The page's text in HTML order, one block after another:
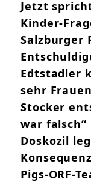
Jetzt
Kinder-
Salzburger
Edtstadler
sehr
Stocker
war falsch“
Doskozil
Pigs-ORF-